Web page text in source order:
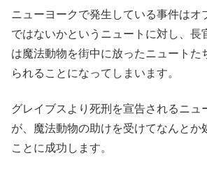
ニューヨークで発生している事件はオ
ではないかというニュートに対し、長
は魔法動物を街中に放ったニュートた
られることになってしまいます。
グレイブスより死刑を宣告されるニュ
が、魔法動物の助けを受けてなんとか
ことに成功します。